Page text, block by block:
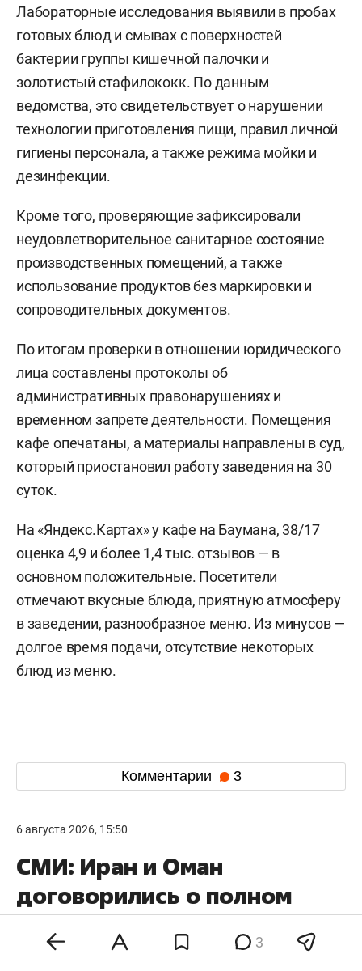
Лабораторные исследования выявили в пробах
готовых блюд и смывах с поверхностей
бактерии группы кишечной палочки и
золотистый стафилококк. По данным
ведомства, это свидетельствует о нарушении
технологии приготовления пищи, правил личной
гигиены персонала, а также режима мойки и
дезинфекции.
Кроме того, проверяющие зафиксировали
неудовлетворительное санитарное состояние
производственных помещений, а также
использование продуктов без маркировки и
сопроводительных документов.
По итогам проверки в отношении юридического
лица составлены протоколы об
административных правонарушениях и
временном запрете деятельности. Помещения
кафе опечатаны, а материалы направлены в суд,
который приостановил работу заведения на 30
суток.
На «Яндекс.Картах» у кафе на Баумана, 38/17
оценка 4,9 и более 1,4 тыс. отзывов — в
основном положительные. Посетители
отмечают вкусные блюда, приятную атмосферу
в заведении, разнообразное меню. Из минусов —
долгое время подачи, отсутствие некоторых
блюд из меню.
Комментарии 3
6 августа 2026, 15:50
СМИ: Иран и Оман
договорились о полном
открытии Ормузского
пролива
3